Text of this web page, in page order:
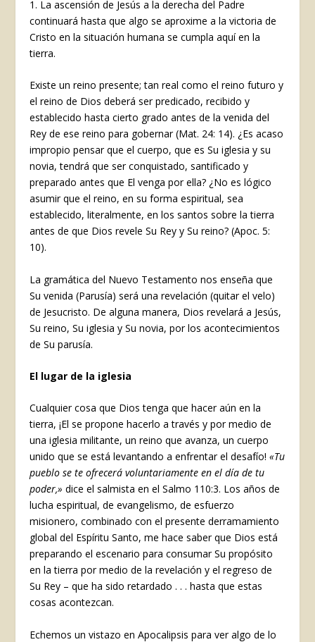
1. La ascensión de Jesús a la derecha del Padre
continuará hasta que algo se aproxime a la victoria de
Cristo en la situación humana se cumpla aquí en la
tierra.
Existe un reino presente; tan real como el reino futuro y
el reino de Dios deberá ser predicado, recibido y
establecido hasta cierto grado antes de la venida del
Rey de ese reino para gobernar (Mat. 24: 14). ¿Es acaso
impropio pensar que el cuerpo, que es Su iglesia y su
novia, tendrá que ser conquistado, santificado y
preparado antes que El venga por ella? ¿No es lógico
asumir que el reino, en su forma espiritual, sea
establecido, literalmente, en los santos sobre la tierra
antes de que Dios revele Su Rey y Su reino? (Apoc. 5:
10).
La gramática del Nuevo Testamento nos enseña que
Su venida (Parusía) será una revelación (quitar el velo)
de Jesucristo. De alguna manera, Dios revelará a Jesús,
Su reino, Su iglesia y Su novia, por los acontecimientos
de Su parusía.
El lugar de la iglesia
Cualquier cosa que Dios tenga que hacer aún en la
tierra, ¡El se propone hacerlo a través y por medio de
una iglesia militante, un reino que avanza, un cuerpo
unido que se está levantando a enfrentar el desafío!«Tu
pueblo se te ofrecerá voluntariamente en el día de tu
poder,» dice el salmista en el Salmo 110:3. Los años de
lucha espiritual, de evangelismo, de esfuerzo
misionero, combinado con el presente derramamiento
global del Espíritu Santo, me hace saber que Dios está
preparando el escenario para consumar Su propósito
en la tierra por medio de la revelación y el regreso de
Su Rey – que ha sido retardado . . . hasta que estas
cosas acontezcan.
Echemos un vistazo en Apocalipsis para ver algo de lo